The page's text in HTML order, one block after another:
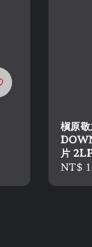
槇原
片
NT$